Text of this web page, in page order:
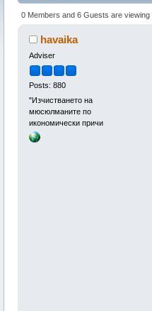
0 Members and 6 Guests are viewing
havaika
Adviser
Posts: 880
"Изчистването на
мюсюлманите по
икономически причи